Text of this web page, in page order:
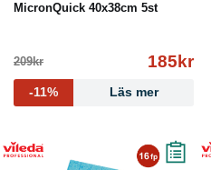
MicronQuick 40x38cm 5st
209kr 185kr
-11% Läs mer